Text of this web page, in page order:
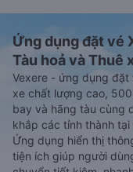
Ứng dụng đặt vé
Tàu hoả và Thuê
Vexere - ứng dụng
xe chất lượng cao,
bay và hãng tàu cùng
khắp các tỉnh thành tại
Ứng dụng hiển thị
tiện ích giúp người